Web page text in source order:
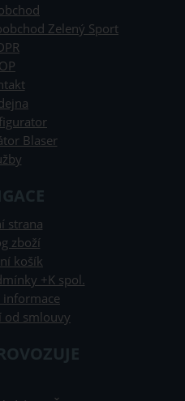
Zelený Sport
Blaser
strana
zboží
košík
+K spol.
informace
od smlouvy